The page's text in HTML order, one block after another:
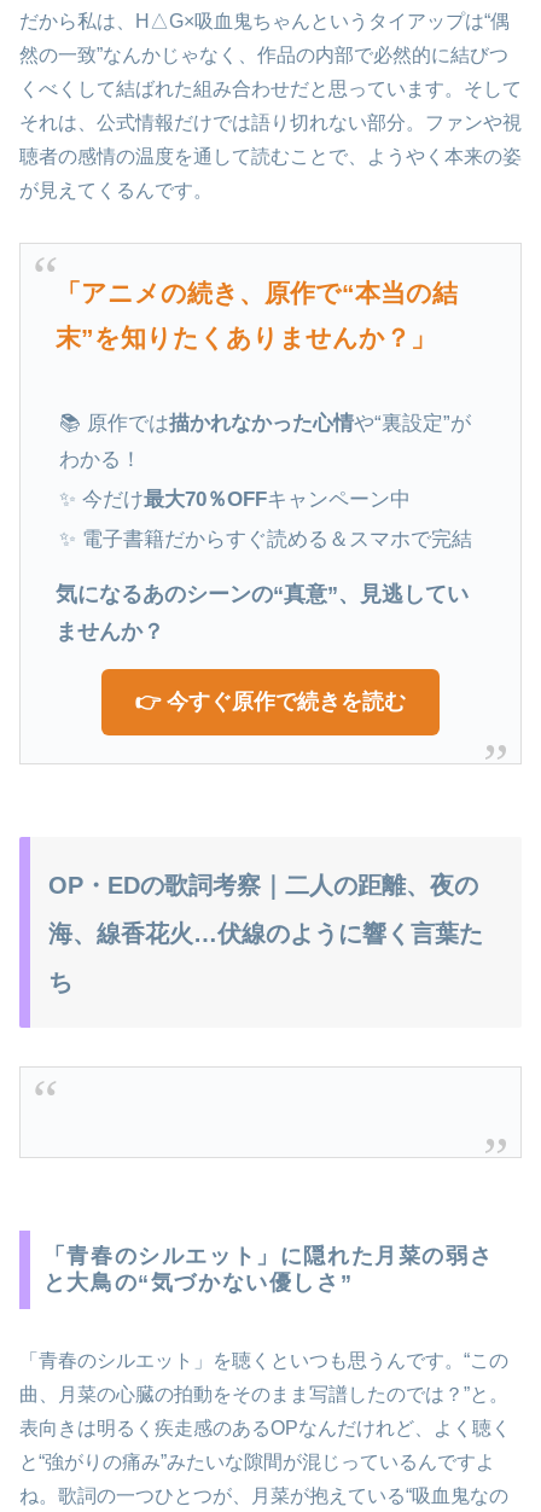
だから私は、H△G×吸血鬼ちゃんというタイアップは“偶
然の一致”なんかじゃなく、作品の内部で必然的に結びつ
くべくして結ばれた組み合わせだと思っています。そして
それは、公式情報だけでは語り切れない部分。ファンや視
聴者の感情の温度を通して読むことで、ようやく本来の姿
が見えてくるんです。
「アニメの続き、原作で“本当の結
末”を知りたくありませんか？」
📚 原作では描かれなかった心情や“裏設定”が
わかる！
✨ 今だけ最大70％OFFキャンペーン中
✨ 電子書籍だからすぐ読める＆スマホで完結
気になるあのシーンの“真意”、見逃してい
ませんか？
👉 今すぐ原作で続きを読む
OP・EDの歌詞考察｜二人の距離、夜の
海、線香花火…伏線のように響く言葉た
ち
「青春のシルエット」に隠れた月菜の弱さ
と大鳥の“気づかない優しさ”
「青春のシルエット」を聴くといつも思うんです。“この
曲、月菜の心臓の拍動をそのまま写譜したのでは？”と。
表向きは明るく疾走感のあるOPなんだけれど、よく聴く
と“強がりの痛み”みたいな隙間が混じっているんですよ
ね。歌詞の一つひとつが、月菜が抱えている“吸血鬼なの